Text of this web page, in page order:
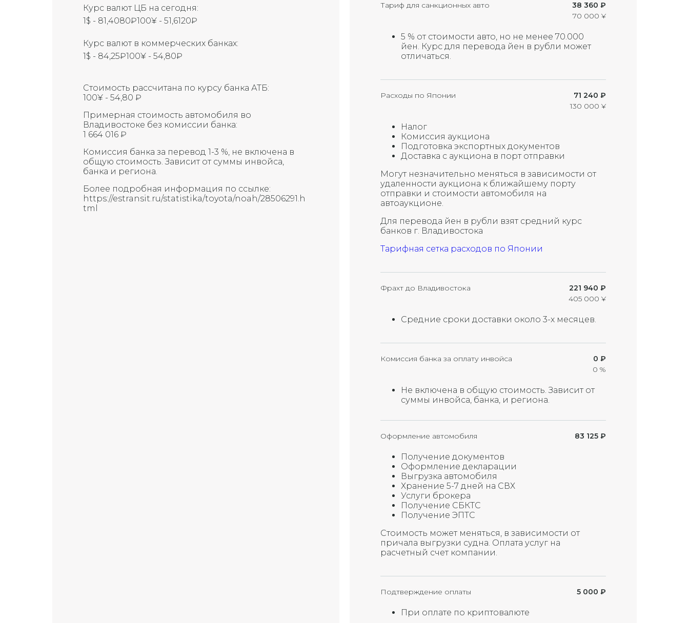
Восстановленная трещина на
Восстановленная трещина на
ветровом стекле (требует замены)
Х
замены)
G
Скол на стекле (возможна трещина)
Курс валют ЦБ на сегодня:
1$ - 81,4080₽100¥ - 51,6120₽
Курс валют в коммерческих банках:
1$ - 84,25₽100¥ - 54,80₽
Стоимость рассчитана по курсу банка АТБ:
100¥ - 54,80 ₽
Примерная стоимость автомобиля во
Владивостоке без комиссии банка:
1 664 016 ₽
Комиссия банка за перевод 1-3 %, не включена в
общую стоимость. Зависит от суммы инвойса,
банка и региона.
Более подробная информация по ссылке:
https://estransit.ru/statistika/toyota/noah/28506291.h
tml
Тариф для санкционных авто
38 360 ₽
70 000 ¥
5 % от стоимости авто, но не менее 70.000
йен. Курс для перевода йен в рубли может
отличаться.
Расходы по Японии
71 240 ₽
130 000 ¥
Налог
Комиссия аукциона
Подготовка экспортных документов
Доставка с аукциона в порт отправки
Могут незначительно меняться в зависимости от
удаленности аукциона к ближайшему порту
отправки и стоимости автомобиля на
автоаукционе.
Для перевода йен в рубли взят средний курс
банков г. Владивостока
Тарифная сетка расходов по Японии
Фрахт до Владивостока
221 940 ₽
405 000 ¥
Средние сроки доставки около 3-х месяцев.
Комиссия банка за оплату инвойса
0 ₽
0 %
Не включена в общую стоимость. Зависит от
суммы инвойса, банка, и региона.
Оформление автомобиля 83 125 ₽
Получение документов
Оформление декларации
Выгрузка автомобиля
Хранение 5-7 дней на СВХ
Услуги брокера
Получение СБКТС
Получение ЭПТС
Стоимость может меняться, в зависимости от
причала выгрузки судна. Оплата услуг на
расчетный счет компании.
Подтверждение оплаты 5 000 ₽
При оплате по криптовалюте